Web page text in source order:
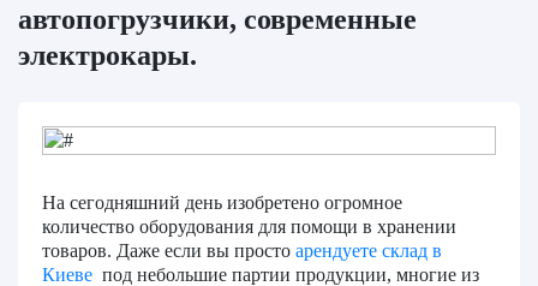
автопогрузчики, современные
электрокары.
На сегодняшний день изобретено огромное
количество оборудования для помощи в хранении
товаров. Даже если вы просто арендуете склад в
Киеве под небольшие партии продукции, многие из